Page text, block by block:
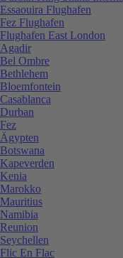
Essaouira Flughafen
Fez Flughafen
Flughafen East London
Agadir
Bel Ombre
Bethlehem
Bloemfontein
Casablanca
Durban
Fez
Ägypten
Botswana
Kapeverden
Kenia
Marokko
Mauritius
Namibia
Reunion
Seychellen
Flic En Flac